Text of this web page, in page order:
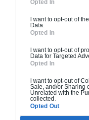
Opted In
I want to opt-out of
Data.
Opted In
I want to opt-out of
Data for Targeted
Opted In
I want to opt-out of
Sale, and/or Sharing
Unrelated with the
collected.
Opted Out
standards.
(RT 2020).
en main"
oeuvre